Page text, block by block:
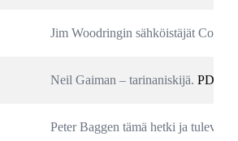
Jim Woodringin sähköistäjät
Neil Gaiman – tarinaniskijä. PDF
Peter Baggen tämä hetki ja